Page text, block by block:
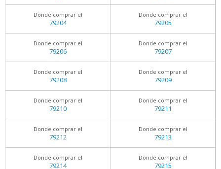
Donde comprar el
79204
Donde comprar el
79205
Donde comprar el
79206
Donde comprar el
79207
Donde comprar el
79208
Donde comprar el
79209
Donde comprar el
79210
Donde comprar el
79211
Donde comprar el
79212
Donde comprar el
79213
Donde comprar el
79214
Donde comprar el
79215